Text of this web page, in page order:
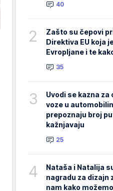
40
2
Zašto su čepovi
Direktiva EU koja
Evropljane i te
35
3
Uvodi se kazna za
voze u
prepoznaju broj
kažnjavaju
25
4
Nataša i Natalija
nagradu za dizajn
nam kako